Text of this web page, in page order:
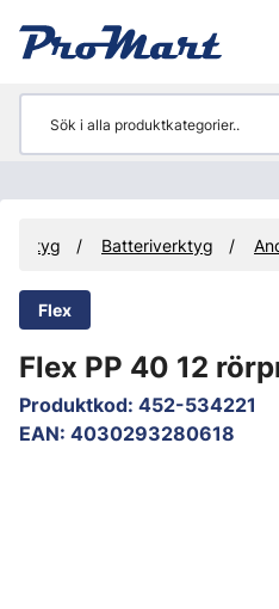
Verktyg Batteriverktyg
Flex
Flex PP 40 12
Produktkod: 452-534221
EAN: 4030293280618